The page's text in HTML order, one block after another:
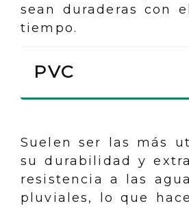
sean duraderas con
tiempo.
PVC
Suelen ser las más
su durabilidad y
resistencia a las
pluviales, lo que